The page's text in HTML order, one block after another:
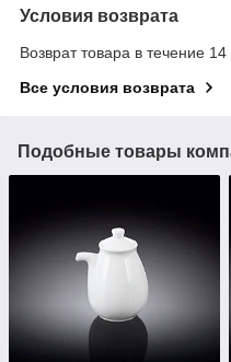
Условия возврата
Возврат товара в течение
Все условия возврата
Подобные товары